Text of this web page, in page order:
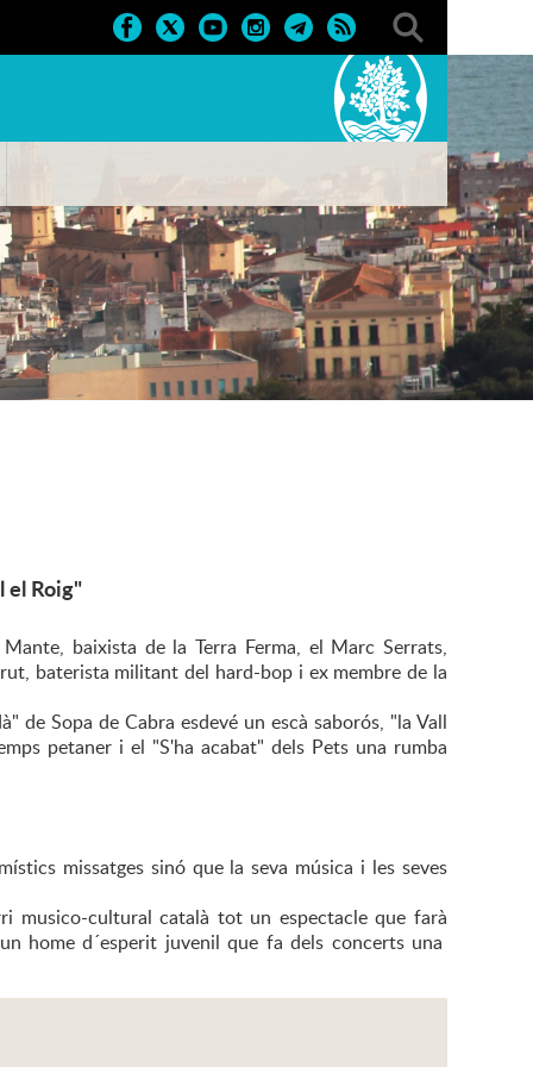
el Roig"
baixista de la Terra Ferma, el Marc Serrats,
baterista militant del hard-bop i ex membre de la
de Sopa de Cabra esdevé un escà saborós, "la Vall
petaner i el "S'ha acabat" dels Pets una rumba
missatges sinó que la seva música i les seves
musico-cultural català tot un espectacle que farà
home d´esperit juvenil que fa dels concerts una